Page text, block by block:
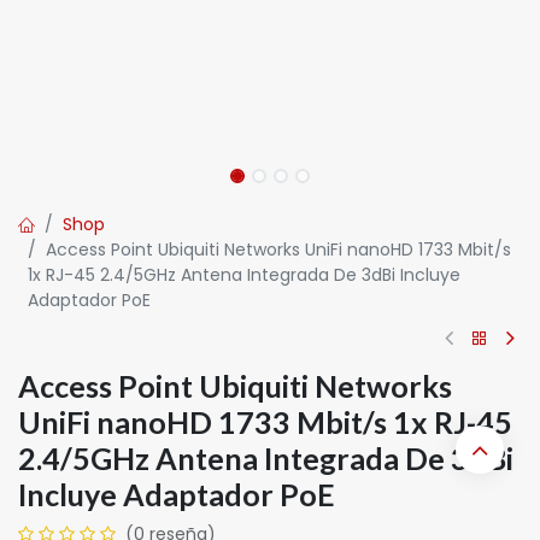
Shop
Access Point Ubiquiti Networks UniFi nanoHD 1733 Mbit/s
1x RJ-45 2.4/5GHz Antena Integrada De 3dBi Incluye
Adaptador PoE
Access Point Ubiquiti Networks
UniFi nanoHD 1733 Mbit/s 1x RJ-45
2.4/5GHz Antena Integrada De 3dBi
Incluye Adaptador PoE
(0 reseña)